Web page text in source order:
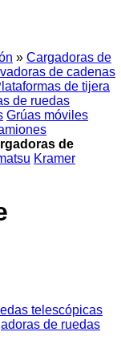
» Cargadoras de
de cadenas
de tijera
de ruedas
Grúas móviles
de
Kramer
telescópicas
de ruedas